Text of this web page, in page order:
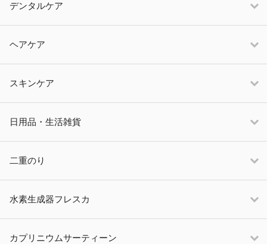
デンタルケア
ヘアケア
スキンケア
日用品・生活雑貨
二重のり
水素生成器フレスカ
カプリニウムサーティーン